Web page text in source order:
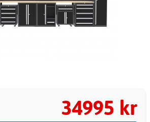
34995 kr